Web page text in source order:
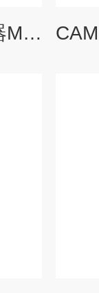
CAMOZZI溢流型减压器MC238-R00气源处理元件